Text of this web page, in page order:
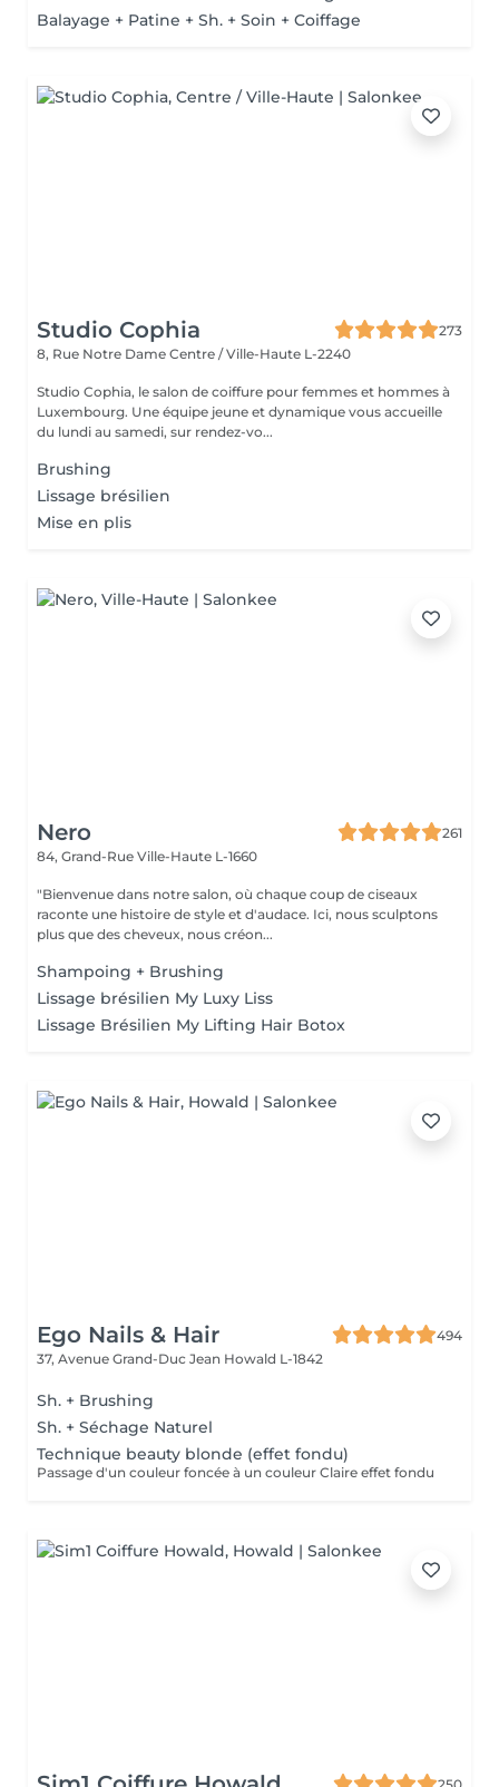
Balayage + Patine + Sh. + Soin + Coiffage
Studio Cophia
273
8, Rue Notre Dame Centre / Ville-Haute L-2240
Studio Cophia, le salon de coiffure pour femmes et hommes à
Luxembourg. Une équipe jeune et dynamique vous accueille
du lundi au samedi, sur rendez-vo...
Brushing
Lissage brésilien
Mise en plis
Nero
261
84, Grand-Rue Ville-Haute L-1660
"Bienvenue dans notre salon, où chaque coup de ciseaux
raconte une histoire de style et d'audace. Ici, nous sculptons
plus que des cheveux, nous créon...
Shampoing + Brushing
Lissage brésilien My Luxy Liss
Lissage Brésilien My Lifting Hair Botox
Ego Nails & Hair
494
37, Avenue Grand-Duc Jean Howald L-1842
Sh. + Brushing
Sh. + Séchage Naturel
Technique beauty blonde (effet fondu)
Passage d'un couleur foncée à un couleur Claire effet fondu